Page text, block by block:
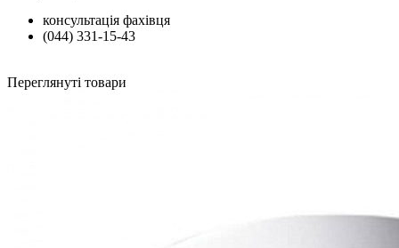
консультація фахівця
(044) 331-15-43
Переглянуті товари